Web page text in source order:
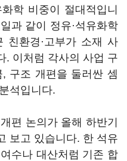
학 비중이 절대적입니
과 같이 정유·석유화학
친환경·고부가 소재 사
. 이처럼 각사의 사업 구
구조 개편을 둘러싼 셈
석입니다.
편 논의가 올해 하반기
보고 있습니다. 한 석유
수나 대산처럼 기존 합